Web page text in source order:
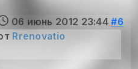
06 июнь 2012 23:44 #6
Rrenovatio